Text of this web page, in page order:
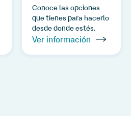
Conoce las opciones
que tienes para hacerlo
desde donde estés.
Ver información